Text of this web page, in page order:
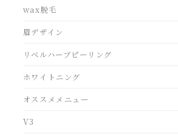
wax脱毛
眉デザイン
リベルハーブピーリング
ホワイトニング
オススメメニュー
V3